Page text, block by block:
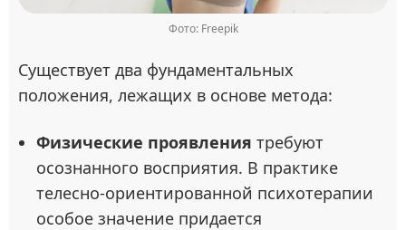
Фото: Freepik
Существует два фундаментальных
положения, лежащих в основе метода:
Физические проявления требуют
осознанного восприятия. В практике
телесно-ориентированной психотерапии
особое значение придается